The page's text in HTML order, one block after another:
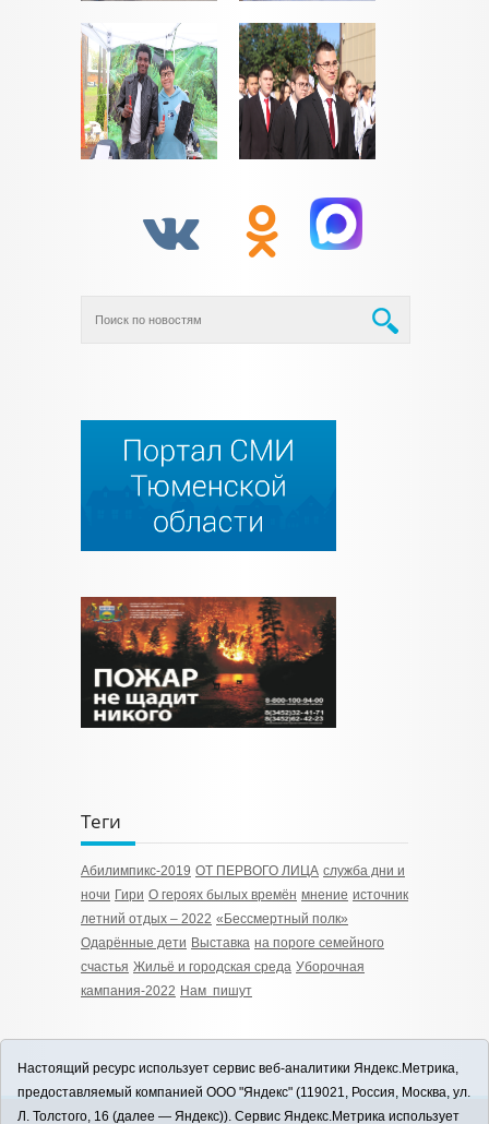
Теги
Абилимпикс-2019 ОТ ПЕРВОГО ЛИЦА служба дни и
ночи Гири О героях былых времён мнение источник
летний отдых – 2022 «Бессмертный полк»
Одарённые дети Выставка на пороге семейного
счастья Жильё и городская среда Уборочная
кампания-2022 Нам пишут
Настоящий ресурс использует сервис веб-аналитики Яндекс.Метрика,
предоставляемый компанией ООО "Яндекс" (119021, Россия, Москва, ул.
Л. Толстого, 16 (далее — Яндекс)). Сервис Яндекс.Метрика использует